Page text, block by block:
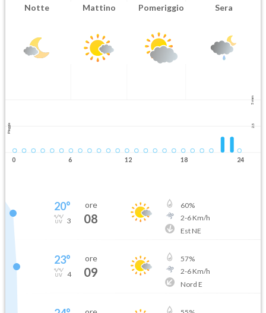
Notte Mattino Pomeriggio Sera
5 mm
2.5
Pioggia
0 6 12 18 24
20°
3
ore
08
60%
2-6Km/h
Est NE
23°
4
ore
09
57%
2-6Km/h
Nord E